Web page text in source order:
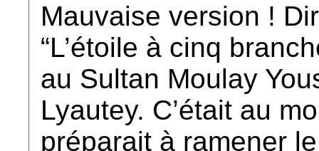
Mauvaise version !
“L’étoile à cinq
au Sultan Moulay
Lyautey. C’était au
préparait à ramener